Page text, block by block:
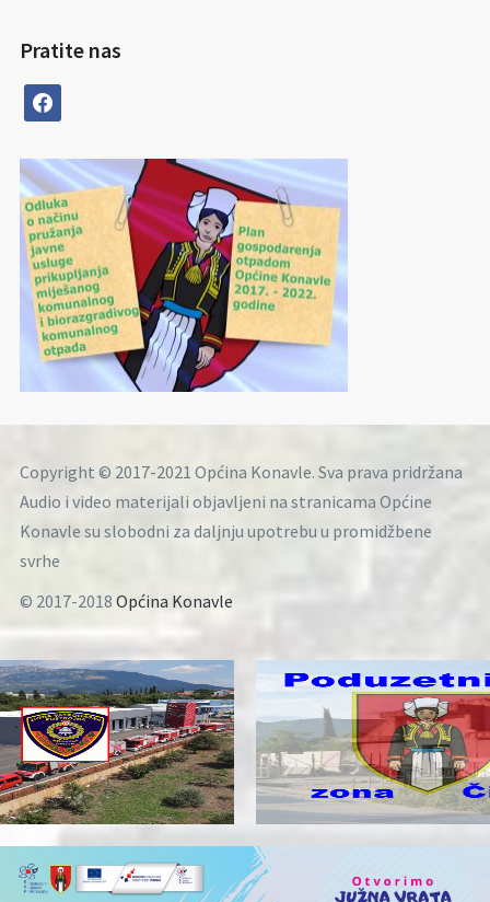
Pratite nas
facebook
Copyright © 2017-2021 Općina Konavle. Sva prava pridržana
Audio i video materijali objavljeni na stranicama Općine
Konavle su slobodni za daljnju upotrebu u promidžbene
svrhe
© 2017-2018 Općina Konavle